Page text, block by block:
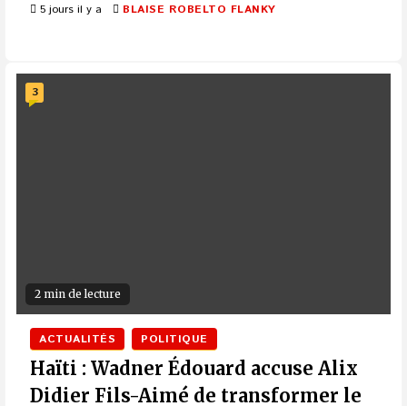
5 jours il y a BLAISE ROBELTO FLANKY
2 min de lecture
3
ACTUALITÉS POLITIQUE
Haïti : Wadner Édouard accuse Alix
Didier Fils-Aimé de transformer le